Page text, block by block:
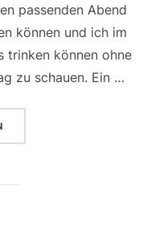
passenden Abend
können und ich im
trinken können ohne
zu schauen. Ein …
„WIR HATTEN EIN DATE